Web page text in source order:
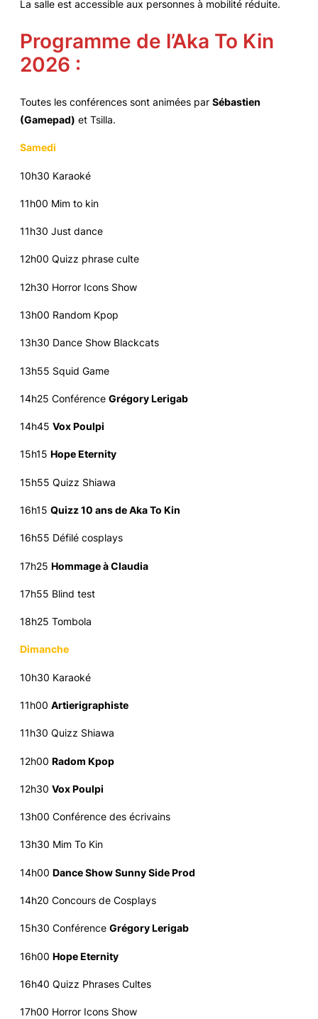
La salle est accessible aux personnes à mobilité réduite.
Programme de l’Aka To Kin
2026 :
Toutes les conférences sont animées par Sébastien
(Gamepad) et Tsilla.
Samedi
10h30 Karaoké
11h00 Mim to kin
11h30 Just dance
12h00 Quizz phrase culte
12h30 Horror Icons Show
13h00 Random Kpop
13h30 Dance Show Blackcats
13h55 Squid Game
14h25 Conférence Grégory Lerigab
14h45 Vox Poulpi
15h15 Hope Eternity
15h55 Quizz Shiawa
16h15 Quizz 10 ans de Aka To Kin
16h55 Défilé cosplays
17h25 Hommage à Claudia
17h55 Blind test
18h25 Tombola
Dimanche
10h30 Karaoké
11h00 Artierigraphiste
11h30 Quizz Shiawa
12h00 Radom Kpop
12h30 Vox Poulpi
13h00 Conférence des écrivains
13h30 Mim To Kin
14h00 Dance Show Sunny Side Prod
14h20 Concours de Cosplays
15h30 Conférence Grégory Lerigab
16h00 Hope Eternity
16h40 Quizz Phrases Cultes
17h00 Horror Icons Show